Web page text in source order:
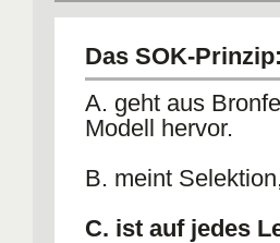
Das SOK-Prinzip:
A. geht aus
Modell hervor.
B. meint
C. ist auf jedes